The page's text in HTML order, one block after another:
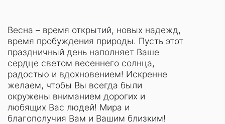
Весна – время открытий, новых надежд,
время пробуждения природы. Пусть этот
праздничный день наполняет Ваше
сердце светом весеннего солнца,
радостью и вдохновением! Искренне
желаем, чтобы Вы всегда были
окружены вниманием дорогих и
любящих Вас людей! Мира и
благополучия Вам и Вашим близким!